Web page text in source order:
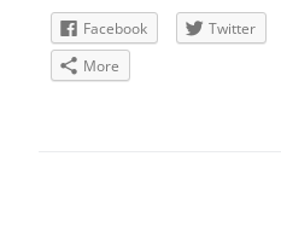
Facebook
Twitter
More